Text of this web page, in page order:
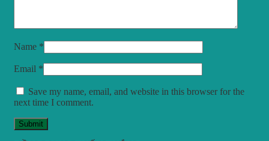
Name *
Email *
Save my name, email, and website in this browser for the
next time I comment.